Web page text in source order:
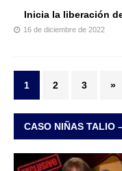
Inicia la liberación
16 de diciembre de 2022
1 2 3 »
CASO NIÑAS TALIO